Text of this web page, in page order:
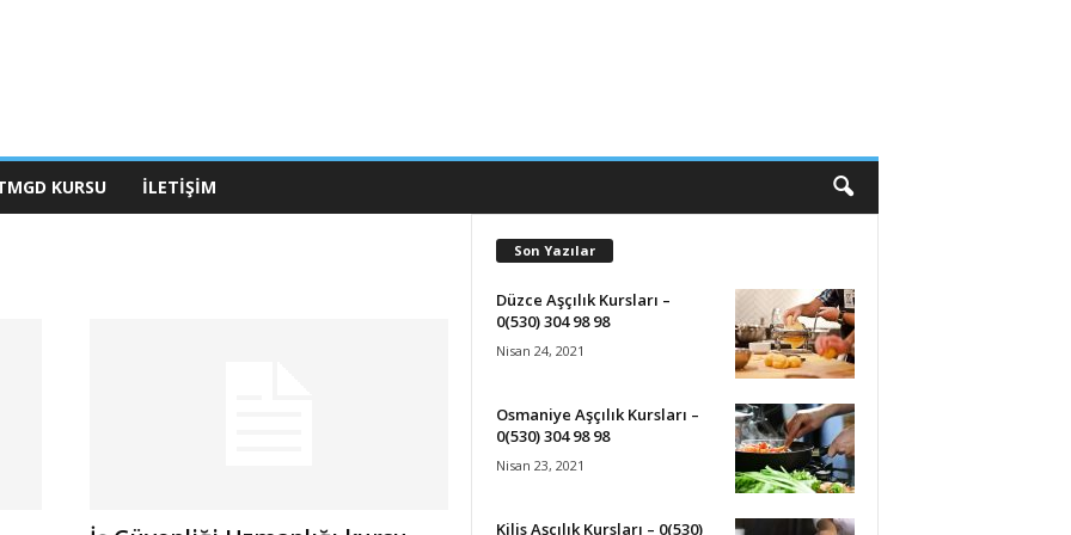
KURSU İLETIŞIM
Son Yazılar
Düzce Aşçılık Kursları –
0(530) 304 98 98
Nisan 24, 2021
Osmaniye Aşçılık Kursları –
0(530) 304 98 98
Nisan 23, 2021
Kilis Aşçılık Kursları – 0(530)